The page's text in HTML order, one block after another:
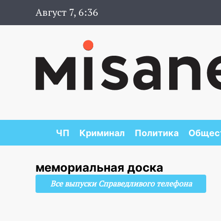
Август 7, 6:36
ЧП Криминал Политика
мемориальная доска
Все выпуски Справедливого телефона